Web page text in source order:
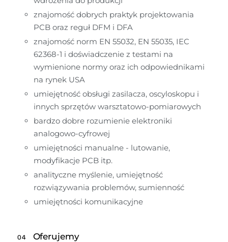
znajomość dobrych praktyk projektowania
PCB oraz reguł DFM i DFA
znajomość norm EN 55032, EN 55035, IEC
62368-1 i doświadczenie z testami na
wymienione normy oraz ich odpowiednikami
na rynek USA
umiejętność obsługi zasilacza, oscyloskopu i
innych sprzętów warsztatowo-pomiarowych
bardzo dobre rozumienie elektroniki
analogowo-cyfrowej
umiejętności manualne - lutowanie,
modyfikacje PCB itp.
analityczne myślenie, umiejętność
rozwiązywania problemów, sumienność
umiejętności komunikacyjne
04 Oferujemy